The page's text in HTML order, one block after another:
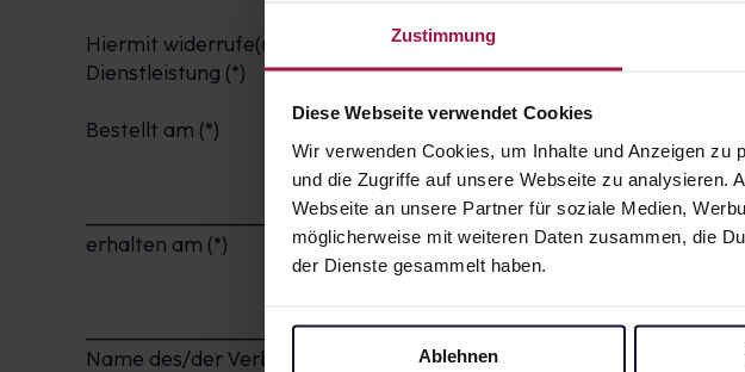
Zustimmung
Diese Webseite verwendet Cookies
Wir verwenden Cookies, um Inhalte und Anzeigen
und die Zugriffe auf unsere Webseite zu analysieren.
Webseite an unsere Partner für soziale Medien,
möglicherweise mit weiteren Daten zusammen, die
der Dienste gesammelt haben.
Ablehnen
Hiermit widerrufe(n) ich/wir (*) den von mir/uns (*) abgeschlossenen
Dienstleistung (*)
Bestellt am (*)
erhalten am (*)
Name des/der Verbraucher(s)